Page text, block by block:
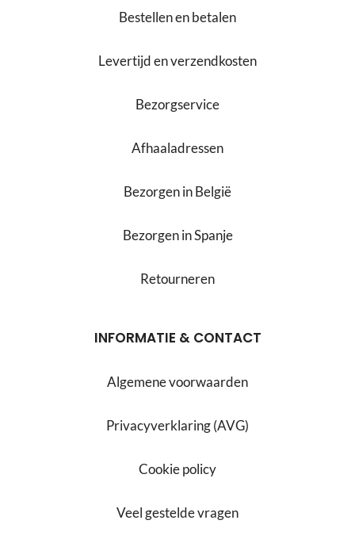
Bestellen en betalen
Levertijd en verzendkosten
Bezorgservice
Afhaaladressen
Bezorgen in België
Bezorgen in Spanje
Retourneren
INFORMATIE & CONTACT
Algemene voorwaarden
Privacyverklaring (AVG)
Cookie policy
Veel gestelde vragen